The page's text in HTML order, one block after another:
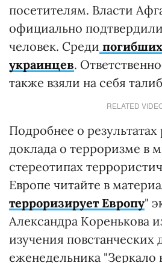
посетителям. Власти
официально
человек. Среди
украинцев.
также взяли на себя
RELATED
Подробнее о результатах
доклада о терроризме в
стереотипах
Европе читайте в
терроризирует Европу"
Александра Коренькова
изучения
еженедельника "Зеркало